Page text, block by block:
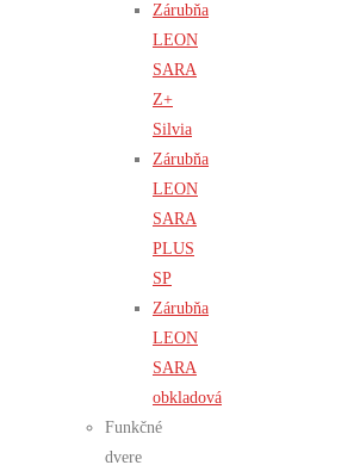
Zárubňa
LEON
SARA
Z+
Silvia
Zárubňa
LEON
SARA
PLUS
SP
Zárubňa
LEON
SARA
obkladová
Funkčné
dvere